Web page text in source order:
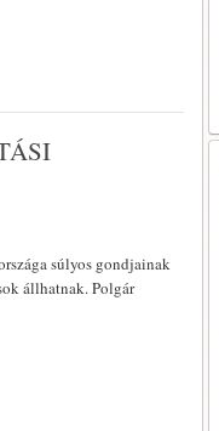
súlyos gondjainak
állhatnak. Polgár